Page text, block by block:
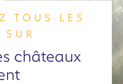
TOUS LES
SUR
châteaux